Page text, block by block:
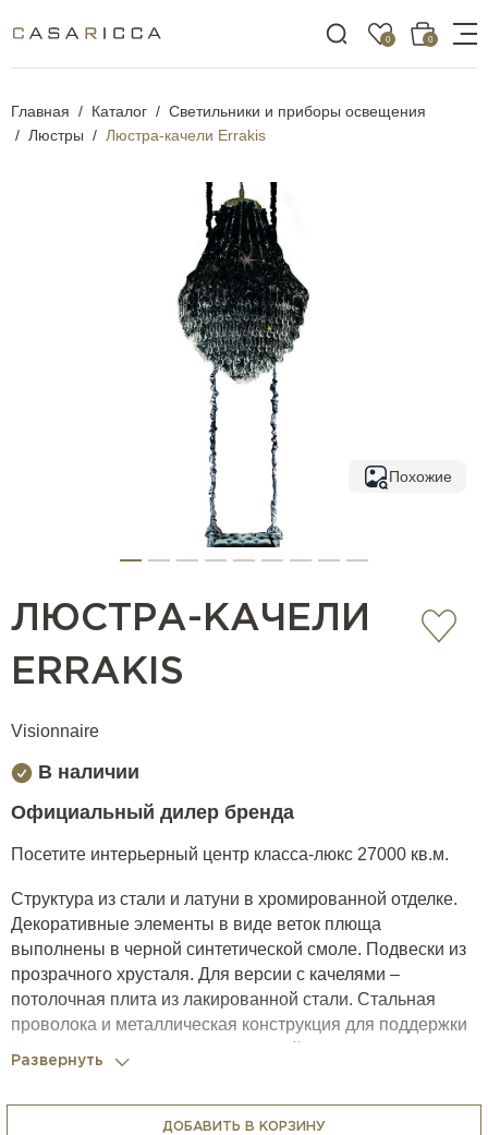
0 0
Главная Каталог
Светильники и приборы освещения
Люстры
Люстра-качели Errakis
Похожие
ЛЮСТРА-КАЧЕЛИ
ERRAKIS
Visionnaire
В наличии
Официальный дилер бренда
Посетите интерьерный центр класса-люкс 27000 кв.м.
Структура из стали и латуни в хромированной отделке.
Декоративные элементы в виде веток плюща
выполнены в черной синтетической смоле. Подвески из
прозрачного хрусталя. Для версии с качелями –
потолочная плита из лакированной стали. Стальная
проволока и металлическая конструкция для поддержки
(максимальная длина). Потолочная чаша из
Развернуть
ДОБАВИТЬ В КОРЗИНУ